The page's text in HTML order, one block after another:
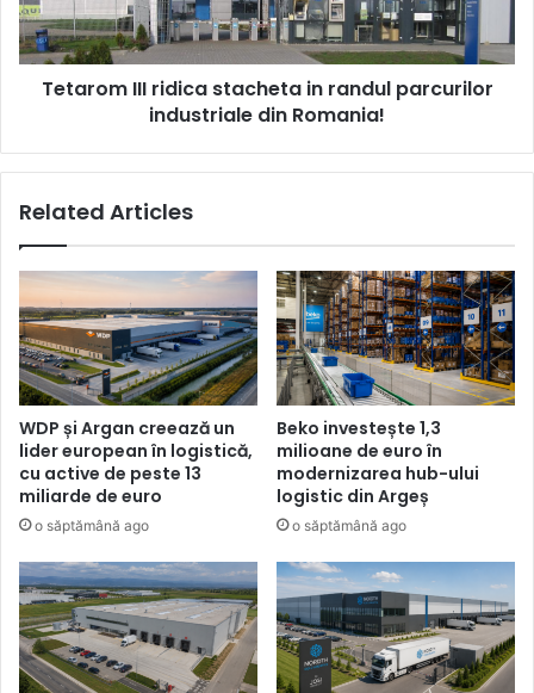
parcurilor
industriale
din
Romania!
Tetarom III ridica stacheta in randul parcurilor
industriale din Romania!
Related Articles
WDP și Argan creează un
lider european în logistică,
cu active de peste 13
miliarde de euro
o săptămână ago
Beko investește 1,3
milioane de euro în
modernizarea hub-ului
logistic din Argeș
o săptămână ago